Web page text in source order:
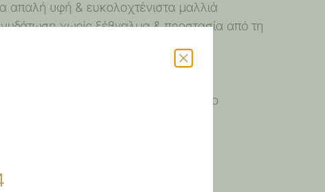
απαλή υφή & ευκολοχτένιστα μαλλιά
χωρίς ξέβγαλμα & προστασία από τη
μεταξένια λάμψη & θρέψη
για μοναδικό άρωμα που διαρκεί
χρήση και πλήρη φροντίδα — ένα δώρο
αγαπημένα σας πρόσωπα!